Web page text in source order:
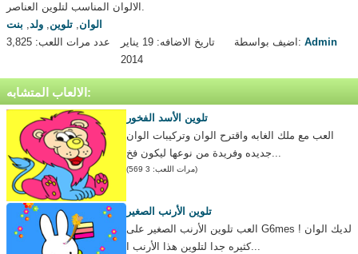
الالوان المناسب لتلوين العناصر.
الوان, تلوين, ولد, بنت
عدد مرات اللعب: 3,825
تاريخ الاضافه: 19 يناير
2014
اضيف بواسطة:Admin
الالعاب المتشابه:
تلوين الأسد الفخور
العب مع ملك الغابه واقترح الوان وتركيبات الوان
جديده وفريدة من نوعها ليكون فخ...
(مرات اللعب: 3 569)
تلوين الأرنب الصغير
العب تلوين الأرنب الصغير على G6mes ! لديك الوان
كثيره جدا لتلوين هذا الأرنب ا...